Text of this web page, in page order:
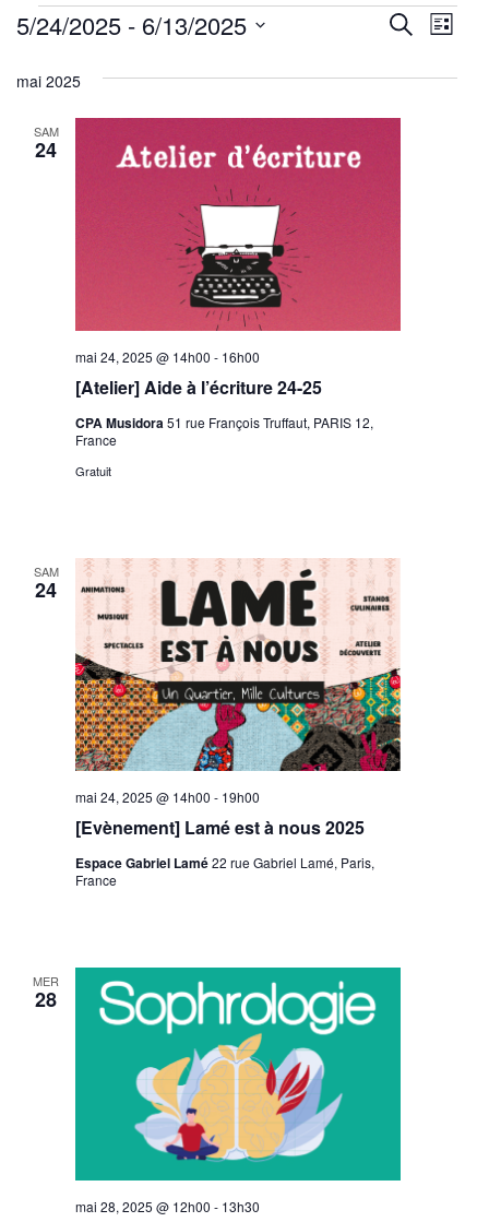
Évènements
et
Recherche
Liste
5/24/2025 - 6/13/2025
une
mai 2025
SAM
24
[Atelier] Aide à l’écriture 24-25
mai 24, 2025 @ 14h00 - 16h00
CPA Musidora51 rue François Truffaut, PARIS 12,
France
Gratuit
SAM
24
[Evènement] Lamé est à nous 2025
mai 24, 2025 @ 14h00 - 19h00
Espace Gabriel Lamé22 rue Gabriel Lamé, Paris,
France
MER
28
mai 28, 2025 @ 12h00 - 13h30